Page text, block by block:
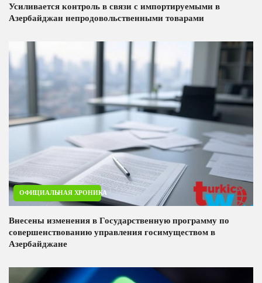
Усиливается контроль в связи с импортируемыми в
Азербайджан непродовольственными товарами
ОФИЦИАЛЬНАЯ ХРОНИКА
Внесены изменения в Государственную программу по
совершенствованию управления госимуществом в
Азербайджане